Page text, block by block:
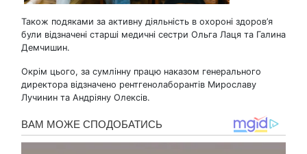
Також подяками за активну діяльність в охороні здоров’я
були відзначені старші медичні сестри Ольга Лаця та Галина
Демчишин.
Окрім цього, за сумлінну працю наказом генерального
директора відзначено рентгенолаборантів Мирославу
Лучинин та Андріяну Олексів.